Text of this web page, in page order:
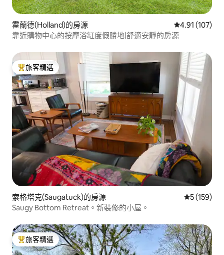
霍蘭德(Holland)的房源 從 107 則評價
4.91 (107)
靠近購物中心的按摩浴缸度假勝地|舒適安靜的房源
旅客精選榜首
旅客精選
索格塔克(Saugatuck)的房源 從 159 則
5 (159)
Saugy Bottom Retreat。新裝修的小屋。
旅客精選榜首
旅客精選